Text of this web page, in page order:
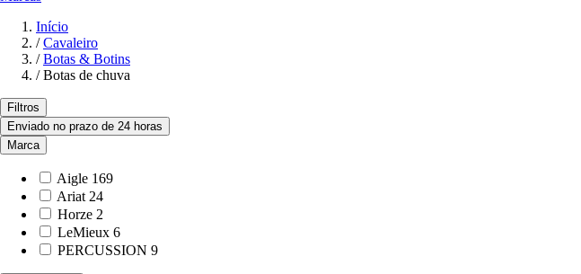
Início
/ Cavaleiro
/ Botas & Botins
/ Botas de chuva
Filtros
Enviado no prazo de 24 horas
Marca
Aigle 169
Ariat 24
Horze 2
LeMieux 6
PERCUSSION 9